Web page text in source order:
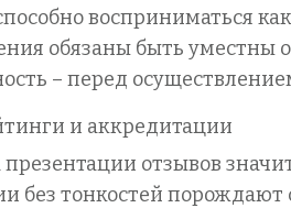
восприниматься
обязаны быть уместны
– перед
и аккредитации
презентации отзывов
без тонкостей